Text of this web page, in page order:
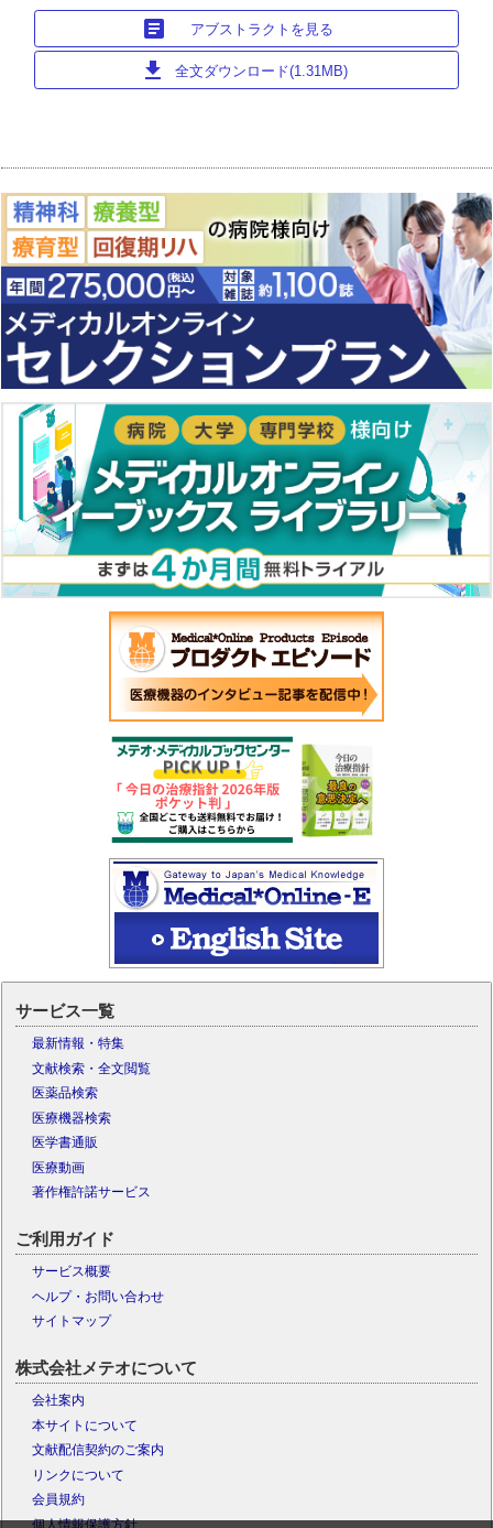
article アブストラクトを見る
download 全文ダウンロード(1.31MB)
サービス一覧
最新情報・特集
文献検索・全文閲覧
医薬品検索
医療機器検索
医学書通販
医療動画
著作権許諾サービス
ご利用ガイド
サービス概要
ヘルプ・お問い合わせ
サイトマップ
株式会社メテオについて
会社案内
本サイトについて
文献配信契約のご案内
リンクについて
会員規約
個人情報保護方針